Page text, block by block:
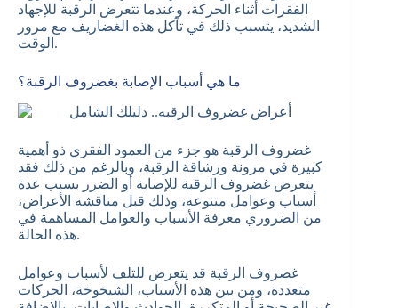
الفقرات أثناء الحركة، وعندما تتعرض الرقبة للإجهاد
الشديد، يتسبب ذلك في تآكل هذه الغضاريف مع مرور
الوقت.
ما هي أسباب الإصابة بغضروف الرقبة؟
غضروف الرقبة هو جزء من العمود الفقري ذو أهمية
كبيرة في مرونة ورشاقة الرقبة، وبالرغم من ذلك فقد
يتعرض غضروف الرقبة للإصابة أو الضرر بسبب عدة
أسباب وعوامل متنوعة، وذلك قبل مناقشة الأعراض،
من الضروري معرفة الأسباب والعوامل المساهمة في
هذه الحالة.
غضروف الرقبة قد يتعرض للتلف لأسباب وعوامل
متعددة، ومن بين هذه الأسباب، الشيخوخة، الحركات